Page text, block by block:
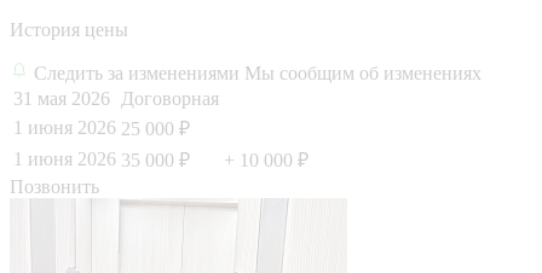
История цены
Следить за изменениями Мы сообщим об изменениях
31 мая 2026
Договорная
1 июня 2026 25 000 ₽
1 июня 2026 35 000 ₽
+ 10 000 ₽
Позвонить